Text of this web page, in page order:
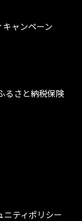
キャンペーン
るさと納税保険
ニティポリシー